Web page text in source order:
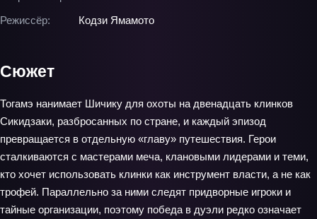
Режиссёр:
Кодзи Ямамото
Сюжет
Тогамэ нанимает Шичику для охоты на двенадцать клинков
Сикидзаки, разбросанных по стране, и каждый эпизод
превращается в отдельную «главу» путешествия. Герои
сталкиваются с мастерами меча, клановыми лидерами и теми,
кто хочет использовать клинки как инструмент власти, а не как
трофей. Параллельно за ними следят придворные игроки и
тайные организации, поэтому победа в дуэли редко означает